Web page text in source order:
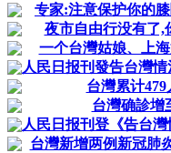
专家:注意保护你的
夜市自由行没有了,
一个台灣姑娘、上
人民日报刊發告台灣
台灣累计
台灣确診增
人民日报刊登《告台
台灣新增两例新冠肺